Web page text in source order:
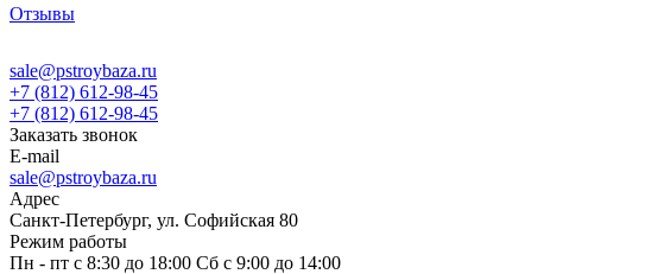
Отзывы
sale@pstroybaza.ru
+7 (812) 612-98-45
+7 (812) 612-98-45
Заказать звонок
E-mail
sale@pstroybaza.ru
Адрес
Санкт-Петербург, ул. Софийская 80
Режим работы
Пн - пт с 8:30 до 18:00 Сб с 9:00 до 14:00